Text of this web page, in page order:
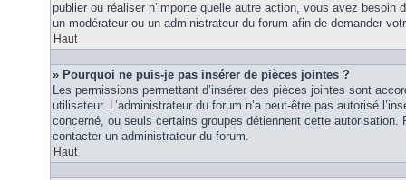
publier ou réaliser n’importe quelle autre action, vous avez besoin
un modérateur ou un administrateur du forum afin de demander
Haut
» Pourquoi ne puis-je pas insérer de pièces jointes ?
Les permissions permettant d’insérer des pièces jointes sont
utilisateur. L’administrateur du forum n’a peut-être pas autorisé
concerné, ou seuls certains groupes détiennent cette autorisation.
contacter un administrateur du forum.
Haut